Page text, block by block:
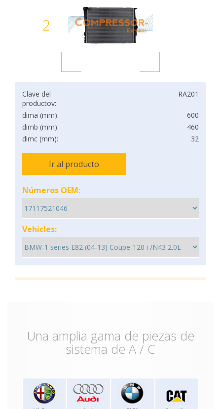
2
Clave del
productov:
RA201
dima (mm):
600
dimb (mm):
460
dimc (mm):
32
Ir al producto
Números OEM:
Vehicles:
Una amplia gama de piezas de
sistema de A / C